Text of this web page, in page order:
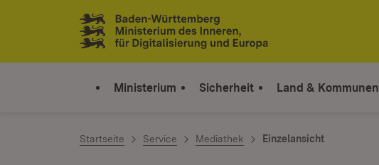
Zum Inhalt springen
Link zur Startseite
Ministerium Sicherheit Land & Kommunen
Startseite Service Mediathek Einzelansicht